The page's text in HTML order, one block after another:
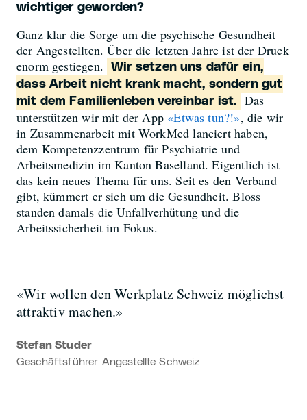
wichtiger geworden?
Ganz klar die Sorge um die psychische Gesundheit
der Angestellten. Über die letzten Jahre ist der Druck
enorm gestiegen.
Wir setzen uns dafür ein,
dass Arbeit nicht krank macht, sondern gut
mit dem Familienleben vereinbar ist.
Das
unterstützen wir mit der App «Etwas tun?!», die wir
in Zusammenarbeit mit WorkMed lanciert haben,
dem Kompetenzzentrum für Psychiatrie und
Arbeitsmedizin im Kanton Baselland. Eigentlich ist
das kein neues Thema für uns. Seit es den Verband
gibt, kümmert er sich um die Gesundheit. Bloss
standen damals die Unfallverhütung und die
Arbeitssicherheit im Fokus.
«Wir wollen den Werkplatz Schweiz möglichst
attraktiv machen.»
Stefan Studer
Geschäftsführer Angestellte Schweiz